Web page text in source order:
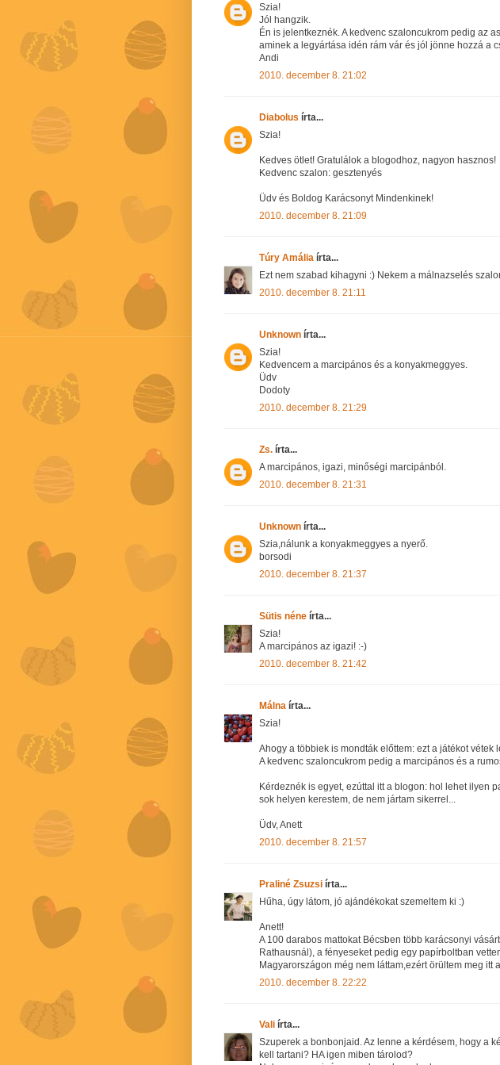
Szia!
Jól hangzik.
Én is jelentkeznék. A kedvenc szaloncukrom pedig az
aminek a legyártása idén rám vár és jól jönne hozzá a
Andi
2010. december 8. 21:02
Diabolus írta...
Szia!
Kedves ötlet! Gratulálok a blogodhoz, nagyon hasznos!
Kedvenc szalon: gesztenyés
Üdv és Boldog Karácsonyt Mindenkinek!
2010. december 8. 21:09
Túry Amália írta...
Ezt nem szabad kihagyni :) Nekem a málnazselés
2010. december 8. 21:11
Unknown írta...
Szia!
Kedvencem a marcipános és a konyakmeggyes.
Üdv
Dodoty
2010. december 8. 21:29
Zs. írta...
A marcipános, igazi, minőségi marcipánból.
2010. december 8. 21:31
Unknown írta...
Szia,nálunk a konyakmeggyes a nyerő.
borsodi
2010. december 8. 21:37
Sütis néne írta...
Szia!
A marcipános az igazi! :-)
2010. december 8. 21:42
Málna írta...
Szia!
Ahogy a többiek is mondták előttem: ezt a játékot vétek
A kedvenc szaloncukrom pedig a marcipános és a
Kérdeznék is egyet, ezúttal itt a blogon: hol lehet ilyen
sok helyen kerestem, de nem jártam sikerrel...
Üdv, Anett
2010. december 8. 21:57
Praliné Zsuzsi írta...
Hűha, úgy látom, jó ajándékokat szemeltem ki :)
Anett!
A 100 darabos mattokat Bécsben több karácsonyi
Rathausnál), a fényeseket pedig egy papírboltban
Magyarországon még nem láttam,ezért örültem meg itt
2010. december 8. 22:22
Vali írta...
Szuperek a bonbonjaid. Az lenne a kérdésem, hogy a
kell tartani? HA igen miben tárolod?